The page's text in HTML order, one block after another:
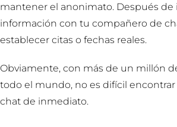
mantener el anonimato. Después
información con tu compañero de
establecer citas o fechas reales.
Obviamente, con más de un millón
todo el mundo, no es difícil
chat de inmediato.